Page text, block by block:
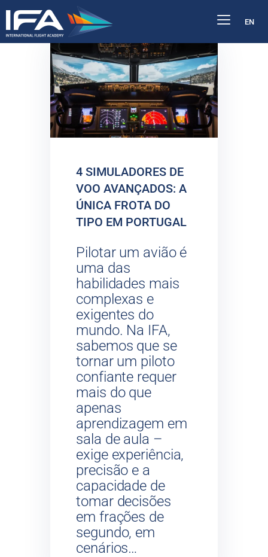
EN
4 SIMULADORES DE
VOO AVANÇADOS: A
ÚNICA FROTA DO
TIPO EM PORTUGAL
Pilotar um avião é
uma das
habilidades mais
complexas e
exigentes do
mundo. Na IFA,
sabemos que se
tornar um piloto
confiante requer
mais do que
apenas
aprendizagem em
sala de aula –
exige experiência,
precisão e a
capacidade de
tomar decisões
em frações de
segundo, em
cenários…